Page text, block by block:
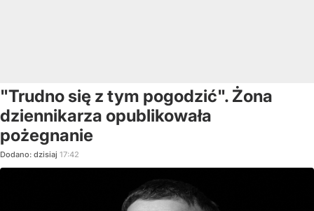
"Trudno się z tym pogodzić". Żona
dziennikarza opublikowała
pożegnanie
Dodano: dzisiaj 17:42